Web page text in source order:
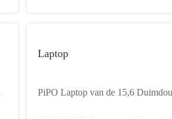
Laptop
PiPO Laptop van de 15,6